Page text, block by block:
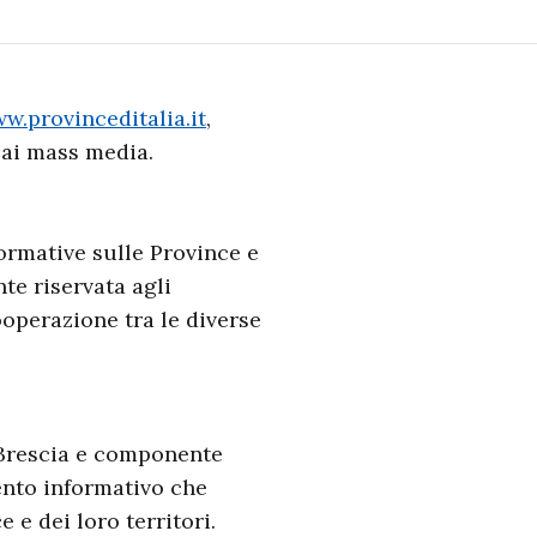
,
mass media.
sulle Province e
riservata agli
tra le diverse
e componente
informativo che
e dei loro territori.